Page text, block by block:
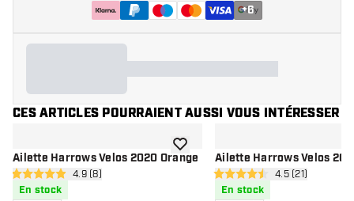
+6
CES ARTICLES POURRAIENT AUSSI VOUS INTÉRESSER
Ailette Harrows Velos 2020 Orange
ouvrir le panneau des avis
4.9 étoiles de notation
4.9 (8)
En stock
ajouter à la liste de souhaits
Ailette Harrows Velos
ouvrir le
4.5 étoiles de notation
4.5 (21)
En stock